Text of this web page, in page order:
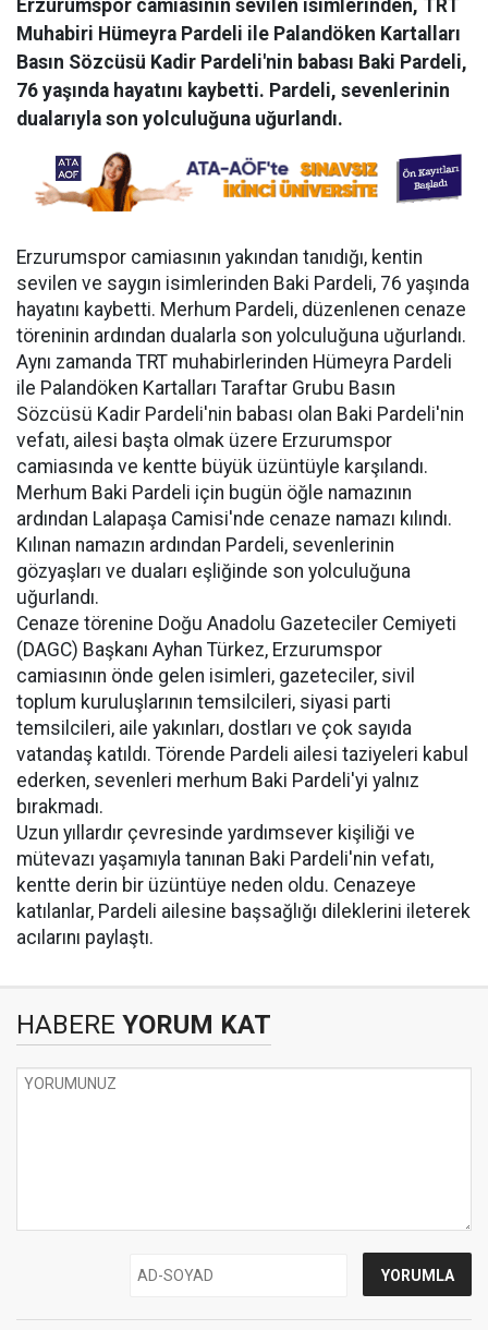
Erzurumspor camiasının sevilen isimlerinden, TRT
Muhabiri Hümeyra Pardeli ile Palandöken Kartalları
Basın Sözcüsü Kadir Pardeli'nin babası Baki Pardeli,
76 yaşında hayatını kaybetti. Pardeli, sevenlerinin
dualarıyla son yolculuğuna uğurlandı.
Erzurumspor camiasının yakından tanıdığı, kentin
sevilen ve saygın isimlerinden Baki Pardeli, 76 yaşında
hayatını kaybetti. Merhum Pardeli, düzenlenen cenaze
töreninin ardından dualarla son yolculuğuna uğurlandı.
Aynı zamanda TRT muhabirlerinden Hümeyra Pardeli
ile Palandöken Kartalları Taraftar Grubu Basın
Sözcüsü Kadir Pardeli'nin babası olan Baki Pardeli'nin
vefatı, ailesi başta olmak üzere Erzurumspor
camiasında ve kentte büyük üzüntüyle karşılandı.
Merhum Baki Pardeli için bugün öğle namazının
ardından Lalapaşa Camisi'nde cenaze namazı kılındı.
Kılınan namazın ardından Pardeli, sevenlerinin
gözyaşları ve duaları eşliğinde son yolculuğuna
uğurlandı.
Cenaze törenine Doğu Anadolu Gazeteciler Cemiyeti
(DAGC) Başkanı Ayhan Türkez, Erzurumspor
camiasının önde gelen isimleri, gazeteciler, sivil
toplum kuruluşlarının temsilcileri, siyasi parti
temsilcileri, aile yakınları, dostları ve çok sayıda
vatandaş katıldı. Törende Pardeli ailesi taziyeleri kabul
ederken, sevenleri merhum Baki Pardeli'yi yalnız
bırakmadı.
Uzun yıllardır çevresinde yardımsever kişiliği ve
mütevazı yaşamıyla tanınan Baki Pardeli'nin vefatı,
kentte derin bir üzüntüye neden oldu. Cenazeye
katılanlar, Pardeli ailesine başsağlığı dileklerini ileterek
acılarını paylaştı.
HABERE YORUM KAT